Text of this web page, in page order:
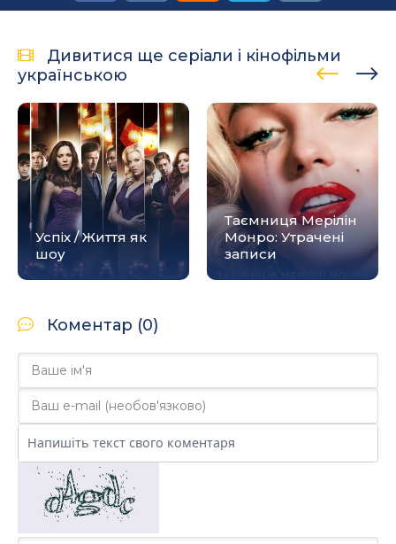
Дивитися ще серіали і кінофільми
українською
Успіх / Життя як
шоу
Таємниця Мерілін
Монро: Утрачені
записи
Коментар (0)